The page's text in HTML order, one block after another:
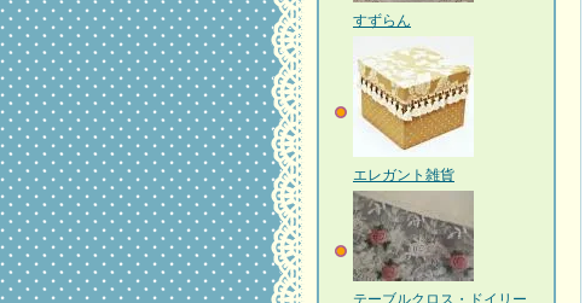
すずらん
エレガント雑貨
テーブルクロス・ドイリー